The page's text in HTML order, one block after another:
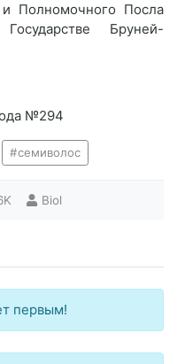
и Полномочного Посла
Бруней-
№294
семиволос
Biol
первым!